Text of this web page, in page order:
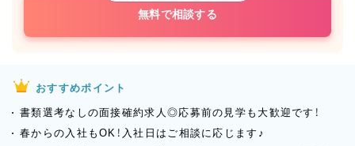
無料で相談する
おすすめポイント
書類選考なしの面接確約求人◎応募前の見学も大歓迎です！
春からの入社もOK！入社日はご相談に応じます♪